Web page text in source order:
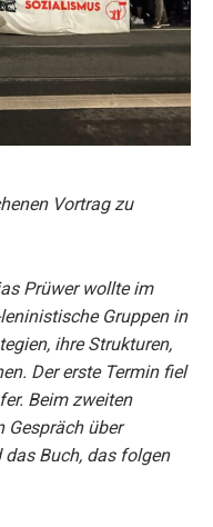
Vortrag zu
Prüwer wollte im
Gruppen in
ihre Strukturen,
Der erste Termin fiel
Beim zweiten
Gespräch über
Buch, das folgen